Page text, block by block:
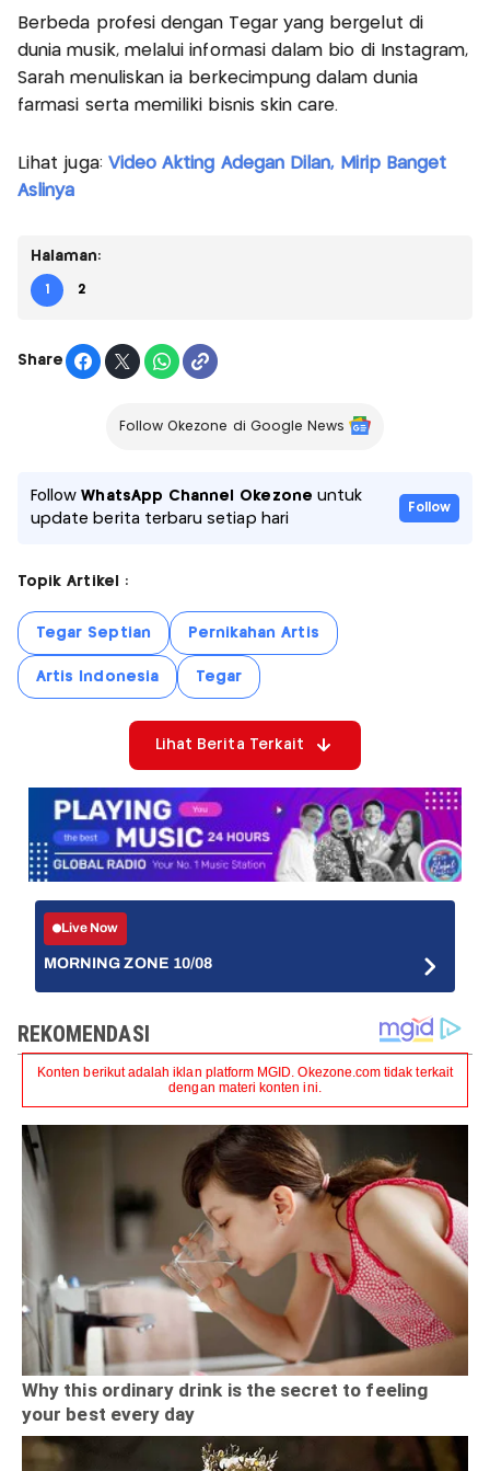
Berbeda profesi dengan Tegar yang bergelut di
dunia musik, melalui informasi dalam bio di Instagram,
Sarah menuliskan ia berkecimpung dalam dunia
farmasi serta memiliki bisnis skin care.
Lihat juga: Video Akting Adegan Dilan, Mirip Banget
Aslinya
Halaman:
1 2
Share
Follow Okezone di Google News
FollowWhatsApp Channel Okezone untuk
update berita terbaru setiap hari
Follow
Topik Artikel :
Tegar Septian Pernikahan Artis
Artis Indonesia Tegar
Lihat Berita Terkait
Live Now
MORNING ZONE 10/08